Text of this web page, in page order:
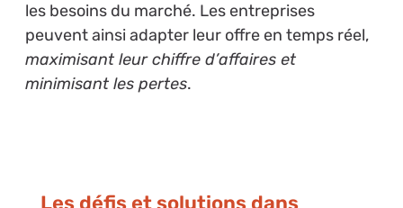
les besoins du marché. Les entreprises
peuvent ainsi adapter leur offre en temps réel,
maximisant leur chiffre d’affaires et
minimisant les pertes.